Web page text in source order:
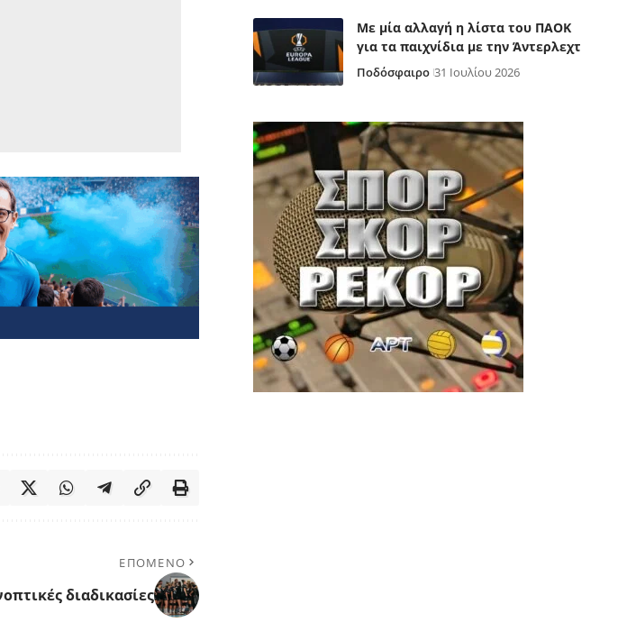
ΕΠΟΜΕΝΟ
διαδικασίες
Με μία αλλαγή η λίστα του ΠΑΟΚ
για τα παιχνίδια με την Άντερλεχτ
Ποδόσφαιρο 31 Ιουλίου 2026